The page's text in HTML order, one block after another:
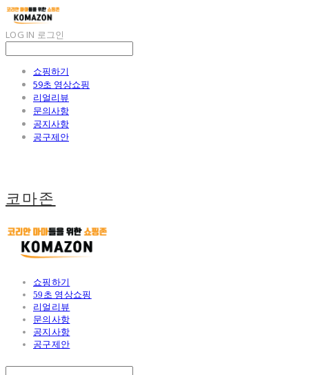
LOG IN 로그인
쇼핑하기
59초 영상쇼핑
리얼리뷰
문의사항
공지사항
공구제안
코마존
쇼핑하기
59초 영상쇼핑
리얼리뷰
문의사항
공지사항
공구제안